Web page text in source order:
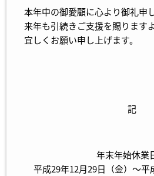
本年中の御愛顧に心より御礼申
来年も引続きご支援を賜ります
宜しくお願い申し上げます。
記
年末年始休業
平成29年12月29日（金）～平